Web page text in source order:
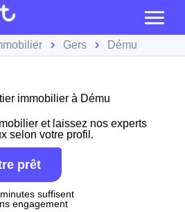
Gers Dému
immobilier à Dému
et laissez nos experts
selon votre profil.
prêt
suffisent
engagement